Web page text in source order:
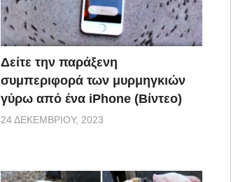
Δείτε την παράξενη
συμπεριφορά των μυρμηγκιών
γύρω από ένα iPhone (Βίντεο)
24 ΔΕΚΕΜΒΡΊΟΥ, 2023